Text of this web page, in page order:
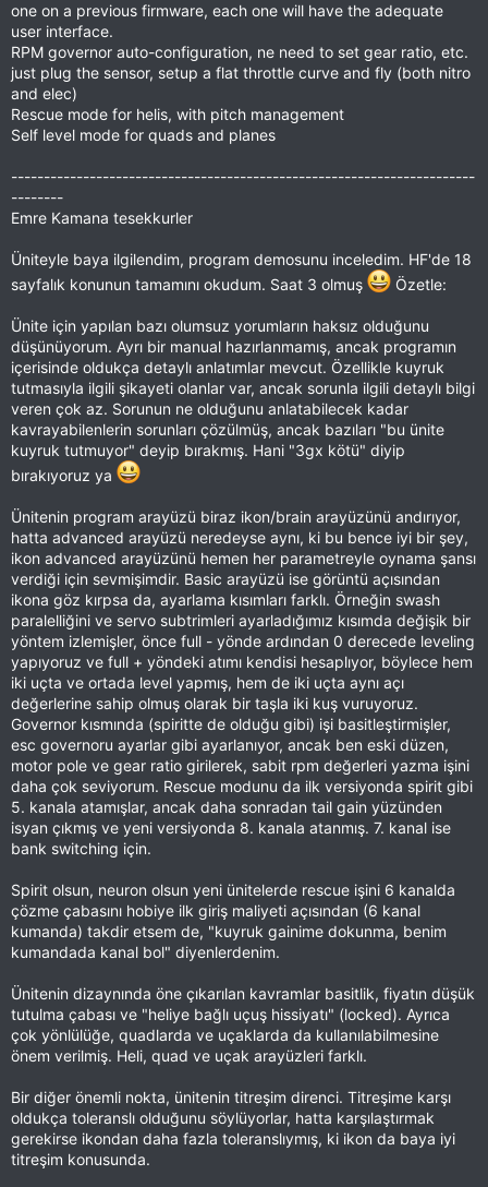
one on a previous firmware, each one will have the adequate
user interface.
RPM governor auto-configuration, ne need to set gear ratio, etc.
just plug the sensor, setup a flat throttle curve and fly (both nitro
and elec)
Rescue mode for helis, with pitch management
Self level mode for quads and planes
-----------------------------------------------------------------------
--------
Emre Kamana tesekkurler
Üniteyle baya ilgilendim, program demosunu inceledim. HF'de 18
sayfalık konunun tamamını okudum. Saat 3 olmuş
Özetle:
Ünite için yapılan bazı olumsuz yorumların haksız olduğunu
düşünüyorum. Ayrı bir manual hazırlanmamış, ancak programın
içerisinde oldukça detaylı anlatımlar mevcut. Özellikle kuyruk
tutmasıyla ilgili şikayeti olanlar var, ancak sorunla ilgili detaylı bilgi
veren çok az. Sorunun ne olduğunu anlatabilecek kadar
kavrayabilenlerin sorunları çözülmüş, ancak bazıları "bu ünite
kuyruk tutmuyor" deyip bırakmış. Hani "3gx kötü" diyip
bırakıyoruz ya
Ünitenin program arayüzü biraz ikon/brain arayüzünü andırıyor,
hatta advanced arayüzü neredeyse aynı, ki bu bence iyi bir şey,
ikon advanced arayüzünü hemen her parametreyle oynama şansı
verdiği için sevmişimdir. Basic arayüzü ise görüntü açısından
ikona göz kırpsa da, ayarlama kısımları farklı. Örneğin swash
paralelliğini ve servo subtrimleri ayarladığımız kısımda değişik bir
yöntem izlemişler, önce full - yönde ardından 0 derecede leveling
yapıyoruz ve full + yöndeki atımı kendisi hesaplıyor, böylece hem
iki uçta ve ortada level yapmış, hem de iki uçta aynı açı
değerlerine sahip olmuş olarak bir taşla iki kuş vuruyoruz.
Governor kısmında (spiritte de olduğu gibi) işi basitleştirmişler,
esc governoru ayarlar gibi ayarlanıyor, ancak ben eski düzen,
motor pole ve gear ratio girilerek, sabit rpm değerleri yazma işini
daha çok seviyorum. Rescue modunu da ilk versiyonda spirit gibi
5. kanala atamışlar, ancak daha sonradan tail gain yüzünden
isyan çıkmış ve yeni versiyonda 8. kanala atanmış. 7. kanal ise
bank switching için.
Spirit olsun, neuron olsun yeni ünitelerde rescue işini 6 kanalda
çözme çabasını hobiye ilk giriş maliyeti açısından (6 kanal
kumanda) takdir etsem de, "kuyruk gainime dokunma, benim
kumandada kanal bol" diyenlerdenim.
Ünitenin dizaynında öne çıkarılan kavramlar basitlik, fiyatın düşük
tutulma çabası ve "heliye bağlı uçuş hissiyatı" (locked). Ayrıca
çok yönlülüğe, quadlarda ve uçaklarda da kullanılabilmesine
önem verilmiş. Heli, quad ve uçak arayüzleri farklı.
Bir diğer önemli nokta, ünitenin titreşim direnci. Titreşime karşı
oldukça toleranslı olduğunu söylüyorlar, hatta karşılaştırmak
gerekirse ikondan daha fazla toleranslıymış, ki ikon da baya iyi
titreşim konusunda.